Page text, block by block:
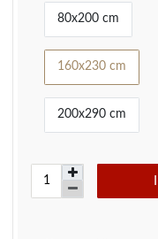
80x200 cm
160x230 cm
200x290 cm